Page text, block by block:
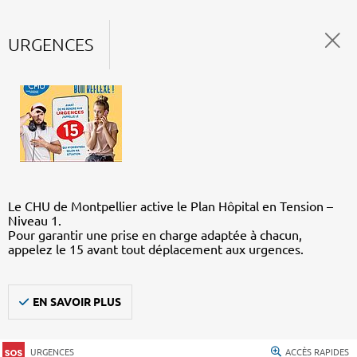
URGENCES
Le CHU de Montpellier active le Plan Hôpital en Tension –
Niveau 1.
Pour garantir une prise en charge adaptée à chacun,
appelez le 15 avant tout déplacement aux urgences.
EN SAVOIR PLUS
URGENCES ACCÈS RAPIDES